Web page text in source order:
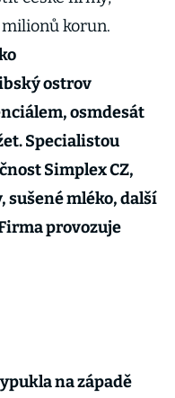
korun.
ostrov
osmdesát
Specialistou
Simplex CZ,
sušené mléko, další
provozuje
na západě